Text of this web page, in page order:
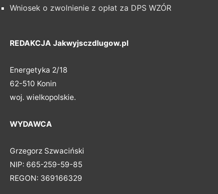
Wniosek o zwolnienie z opłat za DPS WZÓR
REDAKCJA Jakwyjsczdlugow.pl
Energetyka 2/18
62-510 Konin
woj. wielkopolskie.
WYDAWCA
Grzegorz Szwaciński
NIP: 665-259-59-85
REGON: 369166329